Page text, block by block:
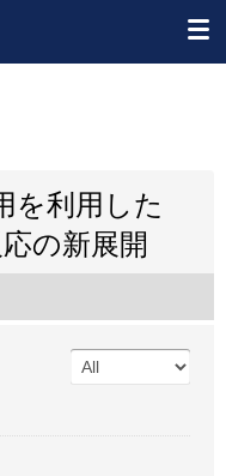
を利用した
の新展開